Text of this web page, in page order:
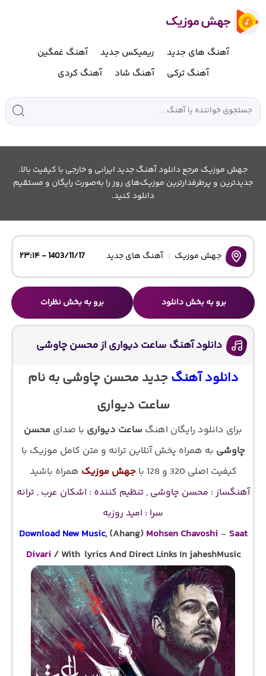
آهنگ های جدید ریمیکس جدید
آهنگ غمگین
آهنگ ترکی
آهنگ شاد آهنگ کردی
جهش موزیک مرجع دانلود آهنگ جدید ایرانی و خارجی با کیفیت بالا.
جدیدترین و پرطرفدارترین موزیک‌های روز را به‌صورت رایگان و مستقیم
دانلود کنید.
جهش موزیک آهنگ های جدید 1403/11/17 - ۲۳:۱۴
برو به بخش دانلود برو به بخش نظرات
دانلود آهنگ ساعت دیواری از محسن چاوشی
دانلود آهنگجدید محسن چاوشی به نام
ساعت دیواری
برای دانلود رایگان اهنگ ساعت دیواری با صدای محسن
چاوشی به همراه پخش آنلاین ترانه و متن کامل موزیک با
کیفیت اصلی 320 و 128 با
جهش موزیک همراه باشید
آهنگساز : محسن چاوشی , تنظیم کننده : اشکان عرب , ترانه
سرا : امید روزبه
Download New Music, (Ahang) Mohsen Chavoshi – Saat
Divari / With lyrics And Direct Links In jaheshMusic